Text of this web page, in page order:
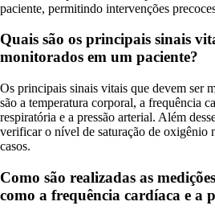
paciente, permitindo intervenções
Quais são os principais sinais
monitorados em um paciente?
Os principais sinais vitais que devem ser
são a temperatura corporal, a frequência
respiratória e a pressão arterial. Além
verificar o nível de saturação de oxigênio
casos.
Como são realizadas as
como a frequência cardíaca e a